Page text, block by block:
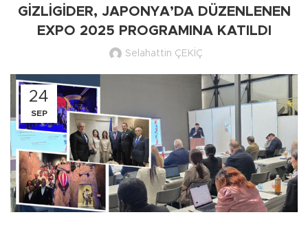
GİZLİGİDER, JAPONYA’DA DÜZENLENEN
EXPO 2025 PROGRAMINA KATILDI
Selahattin ÇEKİÇ
24
SEP